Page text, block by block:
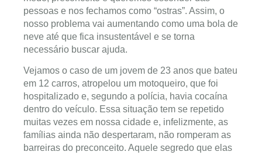
pessoas e nos fechamos como “ostras”. Assim, o
nosso problema vai aumentando como uma bola de
neve até que fica insustentável e se torna
necessário buscar ajuda.
Vejamos o caso de um jovem de 23 anos que bateu
em 12 carros, atropelou um motoqueiro, que foi
hospitalizado e, segundo a polícia, havia cocaína
dentro do veículo. Essa situação tem se repetido
muitas vezes em nossa cidade e, infelizmente, as
famílias ainda não despertaram, não romperam as
barreiras do preconceito. Aquele segredo que elas